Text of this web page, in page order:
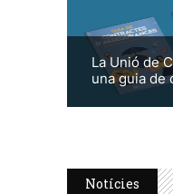
La Unió de
una guia de
Notícies